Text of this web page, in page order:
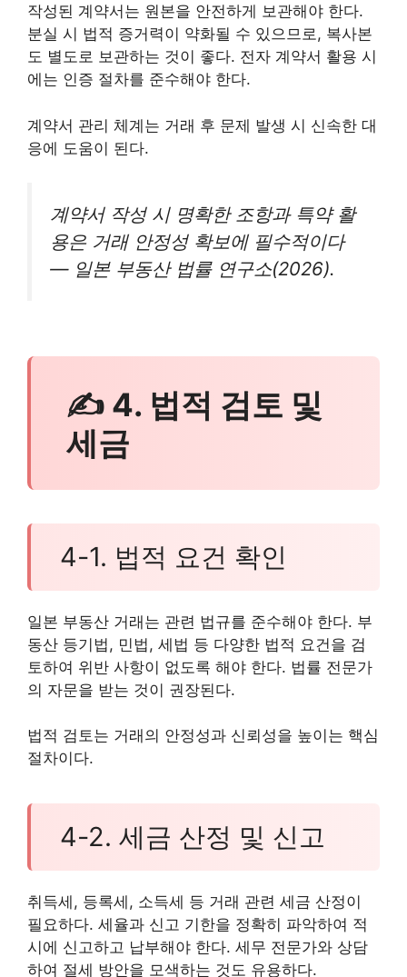
작성된 계약서는 원본을 안전하게 보관해야 한다.
분실 시 법적 증거력이 약화될 수 있으므로, 복사본
도 별도로 보관하는 것이 좋다. 전자 계약서 활용 시
에는 인증 절차를 준수해야 한다.
계약서 관리 체계는 거래 후 문제 발생 시 신속한 대
응에 도움이 된다.
계약서 작성 시 명확한 조항과 특약 활
용은 거래 안정성 확보에 필수적이다
— 일본 부동산 법률 연구소(2026).
✍ 4. 법적 검토 및
세금
4-1. 법적 요건 확인
일본 부동산 거래는 관련 법규를 준수해야 한다. 부
동산 등기법, 민법, 세법 등 다양한 법적 요건을 검
토하여 위반 사항이 없도록 해야 한다. 법률 전문가
의 자문을 받는 것이 권장된다.
법적 검토는 거래의 안정성과 신뢰성을 높이는 핵심
절차이다.
4-2. 세금 산정 및 신고
취득세, 등록세, 소득세 등 거래 관련 세금 산정이
필요하다. 세율과 신고 기한을 정확히 파악하여 적
시에 신고하고 납부해야 한다. 세무 전문가와 상담
하여 절세 방안을 모색하는 것도 유용하다.